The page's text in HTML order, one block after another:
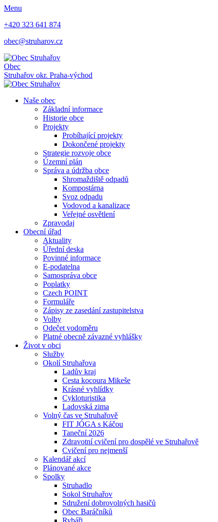
Menu
+420 323 641 874
obec@struharov.cz
Obec
Struhařov okr. Praha-východ
Naše obec
Základní informace
Historie obce
Projekty
Probíhající projekty
Dokončené projekty
Strategie rozvoje obce
Územní plán
Správa a údržba obce
Shromaždiště odpadů
Kompostárna
Svoz odpadu
Vodovod a kanalizace
Veřejné osvětlení
Zpravodaj
Obecní úřad
Aktuality
Úřední deska
Povinné informace
E-podatelna
Samospráva obce
Poplatky
Czech POINT
Formuláře
Zápisy ze zasedání zastupitelstva
Volby
Odečet vodoměru
Platné obecně závazné vyhlášky
Život v obci
Služby
Okolí Struhařova
Ladův kraj
Cesta kocoura Mikeše
Krásné vyhlídky
Cykloturistika
Ladovská zima
Volný čas ve Struhařově
FIT JÓGA s Káčou
Taneční 2026
Zdravotní cvičení pro dospělé ve Struhařově
Cvičení pro nejmenší
Kalendář akcí
Plánované akce
Spolky
Struhadlo
Sokol Struhařov
Sdružení dobrovolných hasičů
Obec Baráčníků
Rybáři